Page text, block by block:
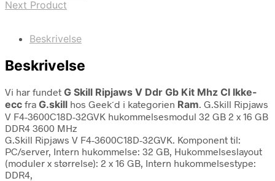
Next Product
Beskrivelse
Beskrivelse
Vi har fundet G Skill Ripjaws V Ddr Gb Kit Mhz Cl Ikke-
ecc fra G.skill hos Geek´d i kategorien Ram. G.Skill Ripjaws
V F4-3600C18D-32GVK hukommelsesmodul 32 GB 2 x 16 GB
DDR4 3600 MHz
G.Skill Ripjaws V F4-3600C18D-32GVK. Komponent til:
PC/server, Intern hukommelse: 32 GB, Hukommelseslayout
(moduler x størrelse): 2 x 16 GB, Intern hukommelsestype:
DDR4,